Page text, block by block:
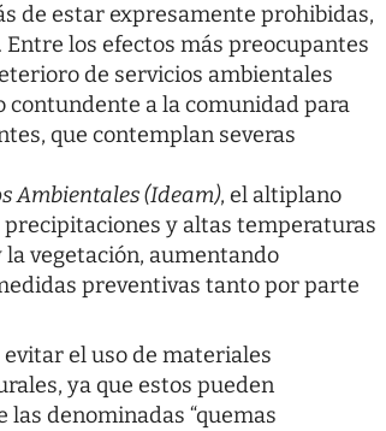
de estar expresamente prohibidas,
los efectos más preocupantes
de servicios ambientales
contundente a la comunidad para
que contemplan severas
Ambientales (Ideam), el altiplano
y altas temperaturas
vegetación, aumentando
preventivas tanto por parte
el uso de materiales
ya que estos pueden
denominadas “quemas